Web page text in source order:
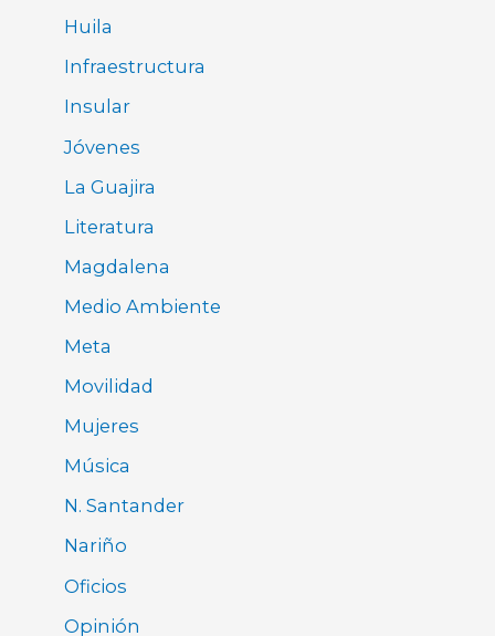
Huila
Infraestructura
Insular
Jóvenes
La Guajira
Literatura
Magdalena
Medio Ambiente
Meta
Movilidad
Mujeres
Música
N. Santander
Nariño
Oficios
Opinión